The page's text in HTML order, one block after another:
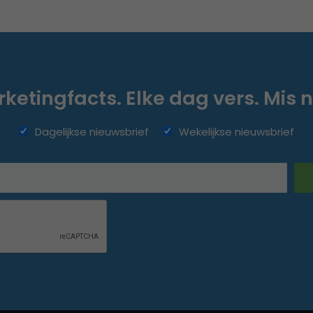
Elke dag vers. Mis
Dagelijkse nieuwsbrief Wekelijkse nieuwsbrief